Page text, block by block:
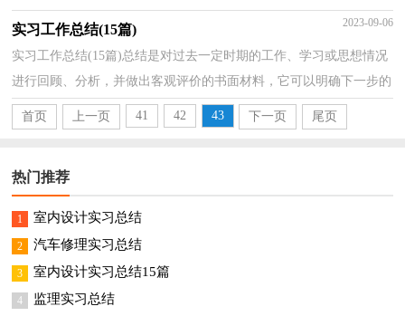
起来学习写总结吧。但是却发现不知道该写些什么...
实习工作总结(15篇) 2023-09-06
实习工作总结(15篇)总结是对过去一定时期的工作、学习或思想情况
进行回顾、分析，并做出客观评价的书面材料，它可以明确下一步的
工作方向，少走弯路，少犯错误，提高工作效益，让我们一...
首页 上一页 41 42 43 下一页 尾页
热门推荐
1 室内设计实习总结
2 汽车修理实习总结
3 室内设计实习总结15篇
4 监理实习总结